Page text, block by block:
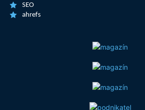
SEO
ahrefs